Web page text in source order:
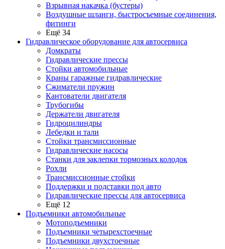
Взрывная накачка (бустеры)
Воздушные шланги, быстросъемные соединения,
фитинги
Ещё 34
Гидравлическое оборудование для автосервиса
Домкраты
Гидравлические прессы
Стойки автомобильные
Краны гаражные гидравлические
Сжиматели пружин
Кантователи двигателя
Трубогибы
Держатели двигателя
Гидроцилиндры
Лебедки и тали
Стойки трансмиссионные
Гидравлические насосы
Cтанки для заклепки тормозных колодок
Рохли
Трансмиссионные стойки
Поддержки и подставки под авто
Гидравлические прессы для автосервиса
Ещё 12
Подъемники автомобильные
Мотоподъемники
Подъемники четырехстоечные
Подъемники двухстоечные